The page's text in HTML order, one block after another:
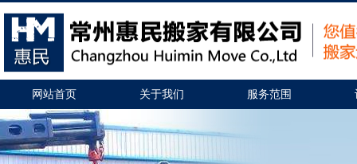
网站首页 关于我们 服务范围